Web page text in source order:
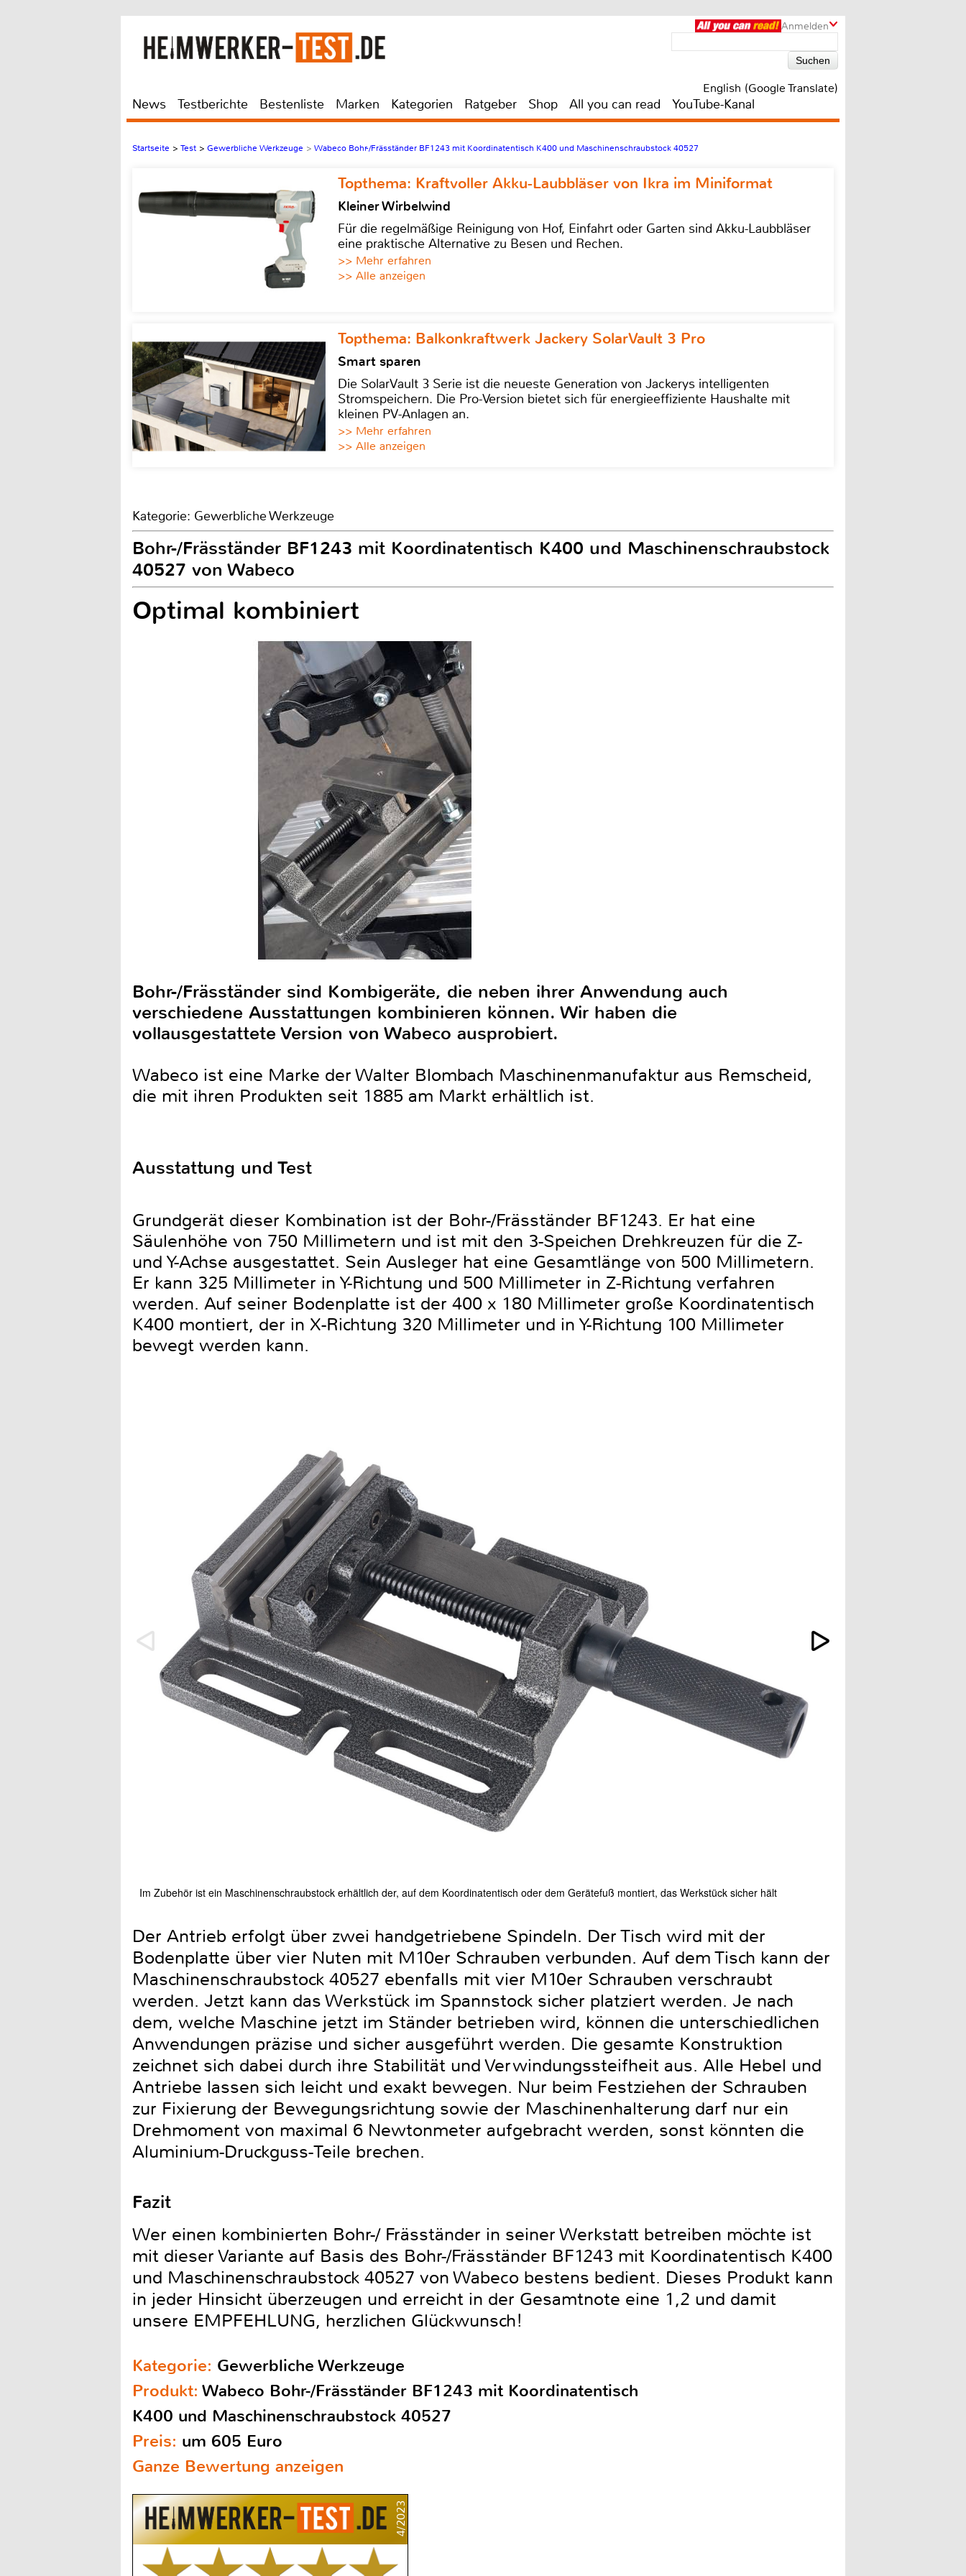
Anmelden
English (Google Translate)
News Testberichte Bestenliste Marken Kategorien Ratgeber Shop All you can read YouTube-Kanal
Startseite > Test > Gewerbliche Werkzeuge > Wabeco Bohr-/Fräsständer BF1243 mit Koordinatentisch K400 und Maschinenschraubstock 40527
Topthema: Kraftvoller Akku-Laubbläser von Ikra im Miniformat
Kleiner Wirbelwind
Für die regelmäßige Reinigung von Hof, Einfahrt oder Garten sind Akku-Laubbläser
eine praktische Alternative zu Besen und Rechen.
>> Mehr erfahren
>> Alle anzeigen
Topthema: Balkonkraftwerk Jackery SolarVault 3 Pro
Smart sparen
Die SolarVault 3 Serie ist die neueste Generation von Jackerys intelligenten
Stromspeichern. Die Pro-Version bietet sich für energieeffiziente Haushalte mit
kleinen PV-Anlagen an.
>> Mehr erfahren
>> Alle anzeigen
Kategorie: Gewerbliche Werkzeuge
Bohr-/Fräsständer BF1243 mit Koordinatentisch K400 und Maschinenschraubstock
40527 von Wabeco
Optimal kombiniert
Bohr-/Fräsständer sind Kombigeräte, die neben ihrer Anwendung auch
verschiedene Ausstattungen kombinieren können. Wir haben die
vollausgestattete Version von Wabeco ausprobiert.
Wabeco ist eine Marke der Walter Blombach Maschinenmanufaktur aus Remscheid,
die mit ihren Produkten seit 1885 am Markt erhältlich ist.
Ausstattung und Test
Grundgerät dieser Kombination ist der Bohr-/Fräsständer BF1243. Er hat eine
Säulenhöhe von 750 Millimetern und ist mit den 3-Speichen Drehkreuzen für die Z-
und Y-Achse ausgestattet. Sein Ausleger hat eine Gesamtlänge von 500 Millimetern.
Er kann 325 Millimeter in Y-Richtung und 500 Millimeter in Z-Richtung verfahren
werden. Auf seiner Bodenplatte ist der 400 x 180 Millimeter große Koordinatentisch
K400 montiert, der in X-Richtung 320 Millimeter und in Y-Richtung 100 Millimeter
bewegt werden kann.
Im Zubehör ist ein Maschinenschraubstock erhältlich der, auf dem Koordinatentisch oder dem Gerätefuß montiert, das Werkstück sicher hält
Der Antrieb erfolgt über zwei handgetriebene Spindeln. Der Tisch wird mit der
Bodenplatte über vier Nuten mit M10er Schrauben verbunden. Auf dem Tisch kann der
Maschinenschraubstock 40527 ebenfalls mit vier M10er Schrauben verschraubt
werden. Jetzt kann das Werkstück im Spannstock sicher platziert werden. Je nach
dem, welche Maschine jetzt im Ständer betrieben wird, können die unterschiedlichen
Anwendungen präzise und sicher ausgeführt werden. Die gesamte Konstruktion
zeichnet sich dabei durch ihre Stabilität und Verwindungssteifheit aus. Alle Hebel und
Antriebe lassen sich leicht und exakt bewegen. Nur beim Festziehen der Schrauben
zur Fixierung der Bewegungsrichtung sowie der Maschinenhalterung darf nur ein
Drehmoment von maximal 6 Newtonmeter aufgebracht werden, sonst könnten die
Aluminium-Druckguss-Teile brechen.
Fazit
Wer einen kombinierten Bohr-/ Fräsständer in seiner Werkstatt betreiben möchte ist
mit dieser Variante auf Basis des Bohr-/Fräsständer BF1243 mit Koordinatentisch K400
und Maschinenschraubstock 40527 von Wabeco bestens bedient. Dieses Produkt kann
in jeder Hinsicht überzeugen und erreicht in der Gesamtnote eine 1,2 und damit
unsere EMPFEHLUNG, herzlichen Glückwunsch!
Kategorie: Gewerbliche Werkzeuge
Produkt:Wabeco Bohr-/Fräsständer BF1243 mit Koordinatentisch
K400 und Maschinenschraubstock 40527
Preis: um 605 Euro
Ganze Bewertung anzeigen
4/2023